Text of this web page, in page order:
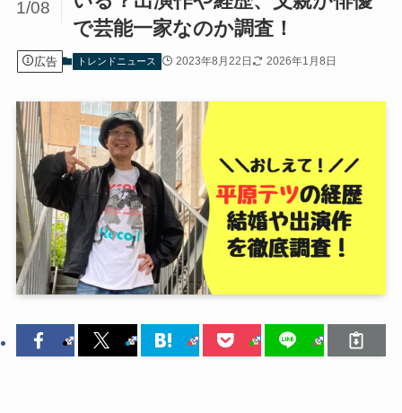
で芸能一家なのか調査！
1/08
広告 トレンドニュース 2023年8月22日 2026年1月8日